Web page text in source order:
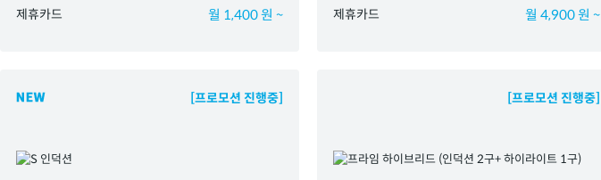
제휴카드
월 1,400 원 ~
제휴카드
월 4,900 원 ~
[프로모션 진행중] [프로모션 진행중]